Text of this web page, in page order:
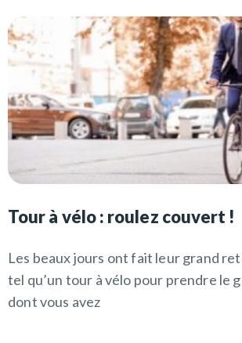
Tour à vélo : roulez couvert !
Les beaux jours ont fait leur grand
tel qu’un tour à vélo pour prendre le
dont vous avez